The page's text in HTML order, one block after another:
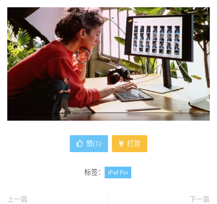
赞(1) 打赏
标签： iPad Pro
上一篇
下一篇